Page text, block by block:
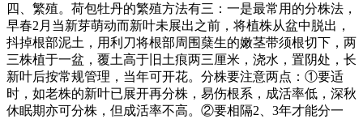
四、繁殖。荷包牡丹的繁殖方法有三：一是最常用的分株法，
早春2月当新芽萌动而新叶未展出之前，将植株从盆中脱出，
抖掉根部泥土，用利刀将根部周围蘖生的嫩茎带须根切下，两
三株植于一盆，覆土高于旧土痕两三厘米，浇水，置阴处，长
新叶后按常规管理，当年可开花。分株要注意两点：①要适
时，如老株的新叶已展开再分株，易伤根系，成活率低，深秋
休眠期亦可分株，但成活率不高。②要相隔2、3年才能分一